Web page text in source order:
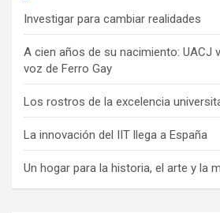
Investigar para cambiar realidades
A cien años de su nacimiento: UACJ
voz de Ferro Gay
Los rostros de la excelencia
La innovación del IIT llega a España
Un hogar para la historia, el arte y la